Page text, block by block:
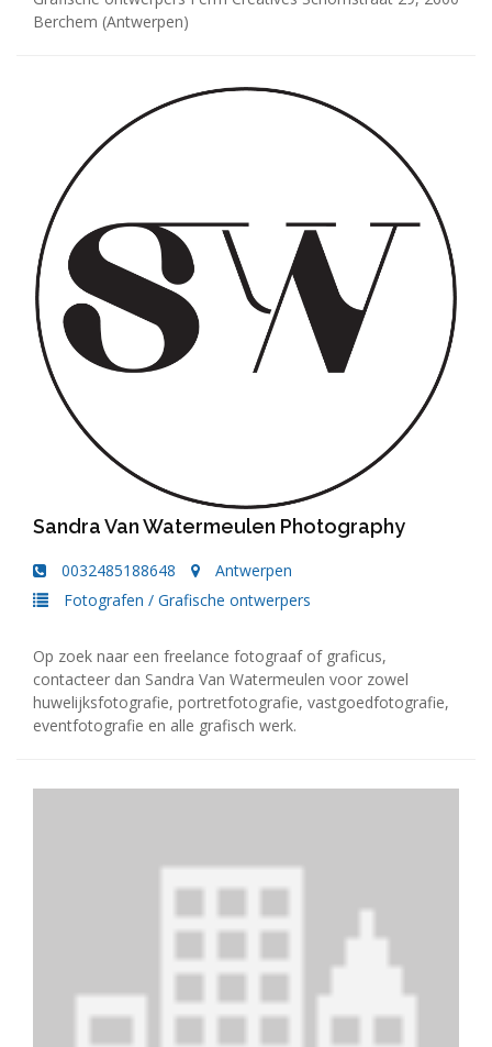
Berchem (Antwerpen)
Sandra Van Watermeulen Photography
0032485188648
Antwerpen
Fotografen / Grafische ontwerpers
Op zoek naar een freelance fotograaf of graficus,
contacteer dan Sandra Van Watermeulen voor zowel
huwelijksfotografie, portretfotografie, vastgoedfotografie,
eventfotografie en alle grafisch werk.